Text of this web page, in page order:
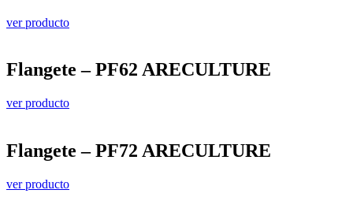
ver producto
Flangete – PF62 ARECULTURE
ver producto
Flangete – PF72 ARECULTURE
ver producto